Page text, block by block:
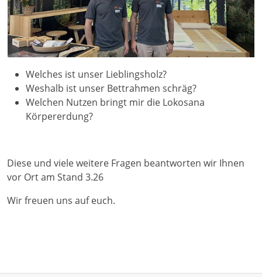
Welches ist unser Lieblingsholz?
Weshalb ist unser Bettrahmen schräg?
Welchen Nutzen bringt mir die Lokosana
Körpererdung?
Diese und viele weitere Fragen beantworten wir Ihnen
vor Ort am Stand 3.26
Wir freuen uns auf euch.